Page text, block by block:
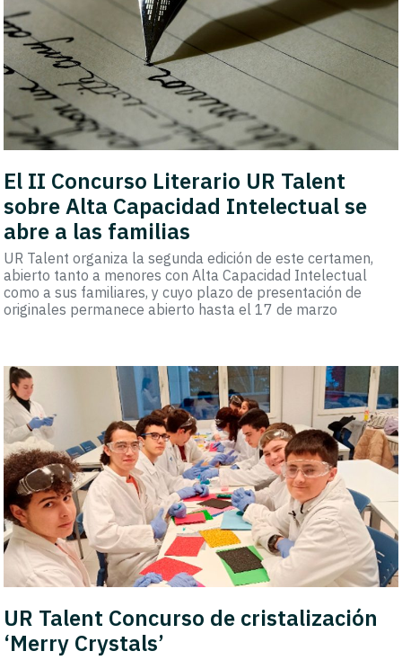
El II Concurso Literario UR Talent
sobre Alta Capacidad Intelectual se
abre a las familias
UR Talent organiza la segunda edición de este certamen,
abierto tanto a menores con Alta Capacidad Intelectual
como a sus familiares, y cuyo plazo de presentación de
originales permanece abierto hasta el 17 de marzo
UR Talent Concurso de cristalización
‘Merry Crystals’